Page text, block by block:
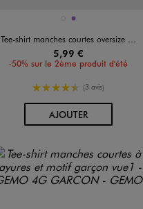
Disponible en 2 coloris
BLANC STANDARD
VIOLET
Tee-shirt manches courtes oversize avec motif Formule 1 garçon
5,99 €
-50% sur le 2ème produit d'été
4.5/5 de moyenne
(3 avis)
AJOUTERAU PANIER